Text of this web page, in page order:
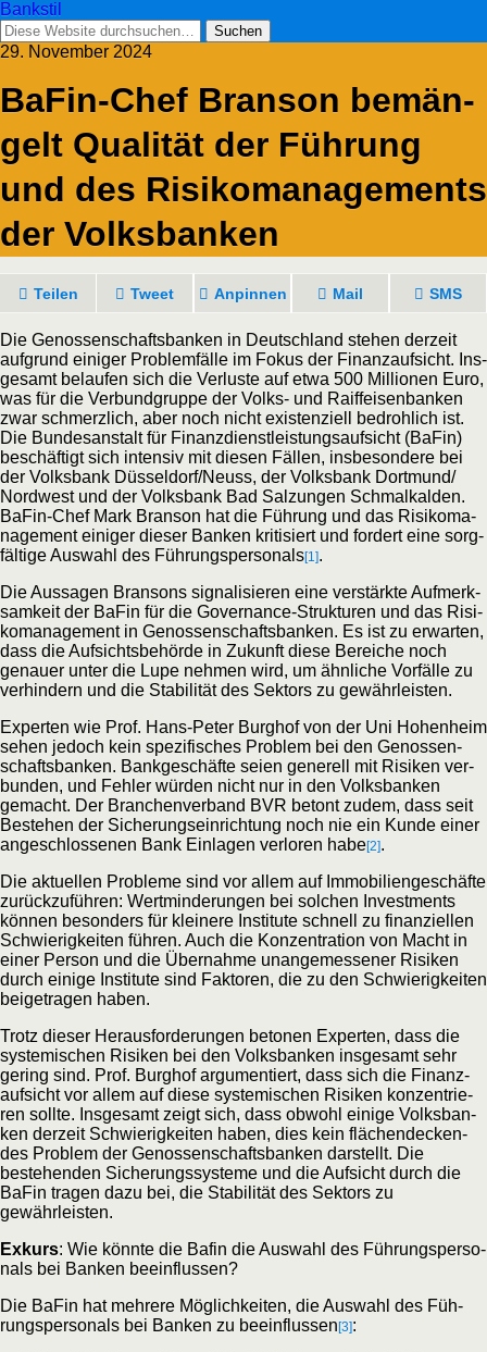
Bankstil
29. November 2024
BaFin-Chef Bran­son bemän­
gelt Qua­li­tät der Füh­rung
und des Risi­ko­ma­nage­ments
der Volksbanken
Tei­len Tweet Anpin­nen Mail SMS
Die Genos­sen­schafts­ban­ken in Deutsch­land ste­hen der­zeit
auf­grund eini­ger Pro­blem­fäl­le im Fokus der Finanz­auf­sicht. Ins­
ge­samt belau­fen sich die Ver­lus­te auf etwa 500 Mil­lio­nen Euro,
was für die Ver­bund­grup­pe der Volks- und Raiff­ei­sen­ban­ken
zwar schmerz­lich, aber noch nicht exis­ten­zi­ell bedroh­lich ist.
Die Bun­des­an­stalt für Finanz­dienst­leis­tungs­auf­sicht (BaFin)
beschäf­tigt sich inten­siv mit die­sen Fäl­len, ins­be­son­de­re bei
der Volks­bank Düsseldorf/​Neuss, der Volks­bank Dortmund/​
Nordwest und der Volks­bank Bad Sal­zun­gen Schmal­kal­den.
BaFin-Chef Mark Bran­son hat die Füh­rung und das Risi­ko­ma­
nage­ment eini­ger die­ser Ban­ken kri­ti­siert und for­dert eine sorg­
fäl­ti­ge Aus­wahl des Füh­rungs­per­so­nals[1].
Die Aus­sa­gen Bran­sons signa­li­sie­ren eine ver­stärk­te Auf­merk­
sam­keit der BaFin für die Gover­nan­ce-Struk­tu­ren und das Risi­
ko­ma­nage­ment in Genos­sen­schafts­ban­ken. Es ist zu erwar­ten,
dass die Auf­sichts­be­hör­de in Zukunft die­se Berei­che noch
genau­er unter die Lupe neh­men wird, um ähn­li­che Vor­fäl­le zu
ver­hin­dern und die Sta­bi­li­tät des Sek­tors zu gewährleisten.
Exper­ten wie Prof. Hans-Peter Burg­hof von der Uni Hohen­heim
sehen jedoch kein spe­zi­fi­sches Pro­blem bei den Genos­sen­
schafts­ban­ken. Bank­ge­schäf­te sei­en gene­rell mit Risi­ken ver­
bun­den, und Feh­ler wür­den nicht nur in den Volks­ban­ken
gemacht. Der Bran­chen­ver­band BVR betont zudem, dass seit
Bestehen der Siche­rungs­ein­rich­tung noch nie ein Kun­de einer
ange­schlos­se­nen Bank Ein­la­gen ver­lo­ren habe[2].
Die aktu­el­len Pro­ble­me sind vor allem auf Immo­bi­li­en­ge­schäf­te
zurück­zu­füh­ren: Wert­min­de­run­gen bei sol­chen Invest­ments
kön­nen beson­ders für klei­ne­re Insti­tu­te schnell zu finan­zi­el­len
Schwie­rig­kei­ten füh­ren. Auch die Kon­zen­tra­ti­on von Macht in
einer Per­son und die Über­nah­me unan­ge­mes­se­ner Risi­ken
durch eini­ge Insti­tu­te sind Fak­to­ren, die zu den Schwie­rig­kei­ten
bei­getra­gen haben.
Trotz die­ser Her­aus­for­de­run­gen beto­nen Exper­ten, dass die
sys­te­mi­schen Risi­ken bei den Volks­ban­ken ins­ge­samt sehr
gering sind. Prof. Burg­hof argu­men­tiert, dass sich die Finanz­
auf­sicht vor allem auf die­se sys­te­mi­schen Risi­ken kon­zen­trie­
ren soll­te. Ins­ge­samt zeigt sich, dass obwohl eini­ge Volks­ban­
ken der­zeit Schwie­rig­kei­ten haben, dies kein flä­chen­de­cken­
des Pro­blem der Genos­sen­schafts­ban­ken dar­stellt. Die
bestehen­den Siche­rungs­sys­te­me und die Auf­sicht durch die
BaFin tra­gen dazu bei, die Sta­bi­li­tät des Sek­tors zu
gewährleisten.
Exkurs: Wie könn­te die Bafin die Aus­wahl des Füh­rungs­per­so­
nals bei Ban­ken beeinflussen?
Die BaFin hat meh­re­re Mög­lich­kei­ten, die Aus­wahl des Füh­
rungs­per­so­nals bei Ban­ken zu beein­flus­sen [3]: